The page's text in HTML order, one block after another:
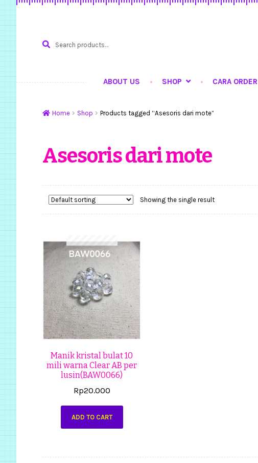
for:
ABOUT US SHOP CARA ORDER
Home Shop Products tagged “Asesoris dari mote”
Asesoris dari mote
Showing the single result
Manik kristal bulat 10
mili warna Clear AB per
lusin(BAW0066)
Rp20.000
ADD TO CART